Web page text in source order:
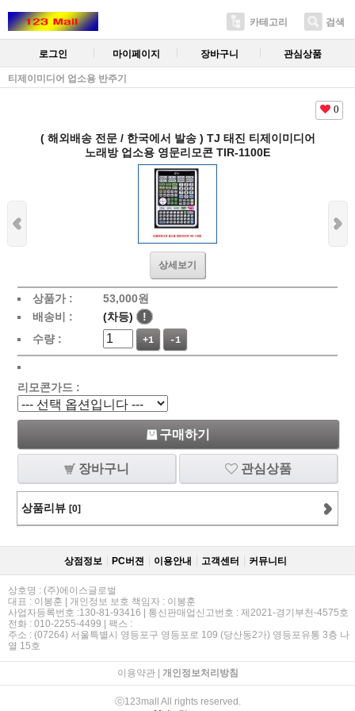
카테고리 검색
로그인 마이페이지 장바구니 관심상품
티제이미디어 업소용 반주기
0
( 해외배송 전문 / 한국에서 발송 ) TJ 태진 티제이미디어
노래방 업소용 영문리모콘 TIR-1100E
상세보기
상품가 :
53,000원
배송비 :
(차등)
!
수량 :
+1 -1
리모콘가드 :
구매하기
장바구니 관심상품
상품리뷰 [0]
상점정보 PC버젼 이용안내 고객센터 커뮤니티
상호명 : (주)에이스글로벌
대표 : 이봉훈 | 개인정보 보호 책임자 : 이봉훈
사업자등록번호 :130-81-93416 | 통신판매업신고번호 : 제2021-경기부천-4575호
전화 : 010-2255-4499 | 팩스 :
주소 : (07264) 서울특별시 영등포구 영등포로 109 (당산동2가) 영등포유통 3층 나
열 15호
이용약관| 개인정보처리방침
ⓒ123mall All rights reserved.